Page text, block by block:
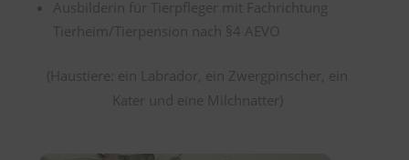
Ausbilderin für Tierpfleger mit Fachrichtung
Tierheim/Tierpension nach §4 AEVO
(Haustiere: ein Labrador, ein Zwergpinscher, ein
Kater und eine Milchnatter)